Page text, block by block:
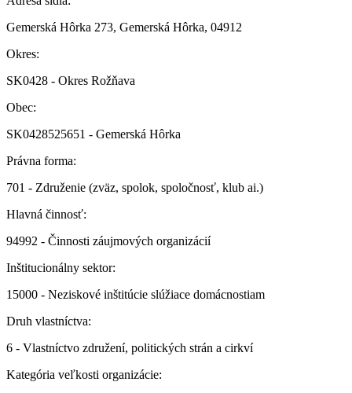
Gemerská Hôrka 273, Gemerská Hôrka, 04912
Okres:
SK0428 - Okres Rožňava
Obec:
SK0428525651 - Gemerská Hôrka
Právna forma:
701 - Združenie (zväz, spolok, spoločnosť, klub ai.)
Hlavná činnosť:
94992 - Činnosti záujmových organizácií
Inštitucionálny sektor:
15000 - Neziskové inštitúcie slúžiace domácnostiam
Druh vlastníctva:
6 - Vlastníctvo združení, politických strán a cirkví
Kategória veľkosti organizácie: